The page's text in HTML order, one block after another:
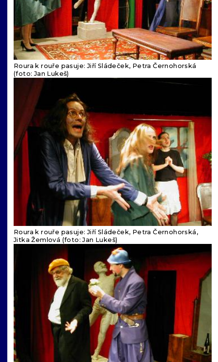
Roura k rouře pasuje: Jiří Sládeček, Petra Černohorská
(foto: Jan Lukeš)
Roura k rouře pasuje: Jiří Sládeček, Petra Černohorská,
Jitka Žemlová (foto: Jan Lukeš)